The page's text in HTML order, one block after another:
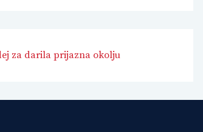
za darila prijazna okolju